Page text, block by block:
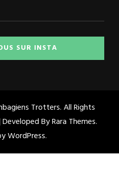
SUR INSTA
Trotters. All Rights
Developed ByRara Themes.
WordPress.